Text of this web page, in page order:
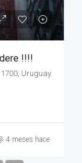
!!!!
Uruguay
4 meses hace